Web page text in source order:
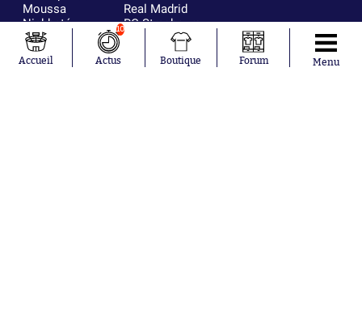
Moussa
Niakhaté
Nicolás
Tagliafico
Pavel Šulc
Real Madrid
RC Strasbourg
AC Milan
RC Lens
Accueil
10
Actus Boutique Forum Menu